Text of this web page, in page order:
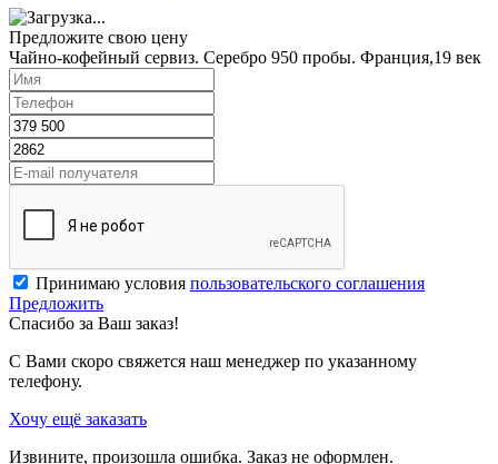
Предложите свою цену
Чайно-кофейный сервиз. Серебро 950 пробы. Франция,19 век
Принимаю условия пользовательского соглашения
Предложить
Спасибо за Ваш заказ!
С Вами скоро свяжется наш менеджер по указанному
телефону.
Хочу ещё заказать
Извините, произошла ошибка. Заказ не оформлен.